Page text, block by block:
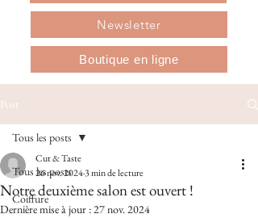
Newsletter
Boutique en ligne
Post
Tous les posts
Coiffure
Tous les posts
Notre deuxième salon est ouvert !
Cut & Taste
26 nov. 20243 min de lecture
Dernière mise à jour :27 nov. 2024